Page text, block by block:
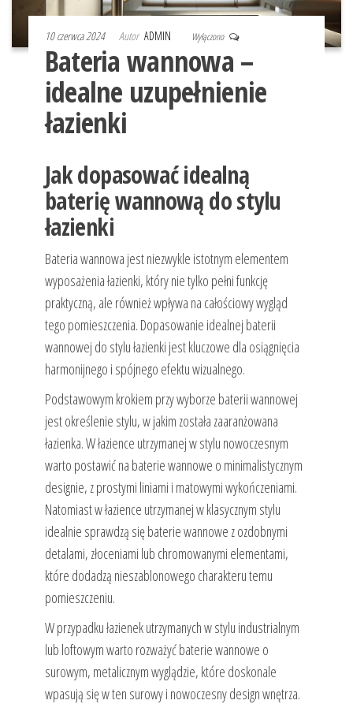
10 czerwca 2024 Autor ADMIN Wyłączono
Bateria wannowa –
idealne uzupełnienie
łazienki
Jak dopasować idealną
baterię wannową do stylu
łazienki
Bateria wannowa jest niezwykle istotnym elementem
wyposażenia łazienki, który nie tylko pełni funkcję
praktyczną, ale również wpływa na całościowy wygląd
tego pomieszczenia. Dopasowanie idealnej baterii
wannowej do stylu łazienki jest kluczowe dla osiągnięcia
harmonijnego i spójnego efektu wizualnego.
Podstawowym krokiem przy wyborze baterii wannowej
jest określenie stylu, w jakim została zaaranżowana
łazienka. W łazience utrzymanej w stylu nowoczesnym
warto postawić na baterie wannowe o minimalistycznym
designie, z prostymi liniami i matowymi wykończeniami.
Natomiast w łazience utrzymanej w klasycznym stylu
idealnie sprawdzą się baterie wannowe z ozdobnymi
detalami, złoceniami lub chromowanymi elementami,
które dodadzą nieszablonowego charakteru temu
pomieszczeniu.
W przypadku łazienek utrzymanych w stylu industrialnym
lub loftowym warto rozważyć baterie wannowe o
surowym, metalicznym wyglądzie, które doskonale
wpasują się w ten surowy i nowoczesny design wnętrza.